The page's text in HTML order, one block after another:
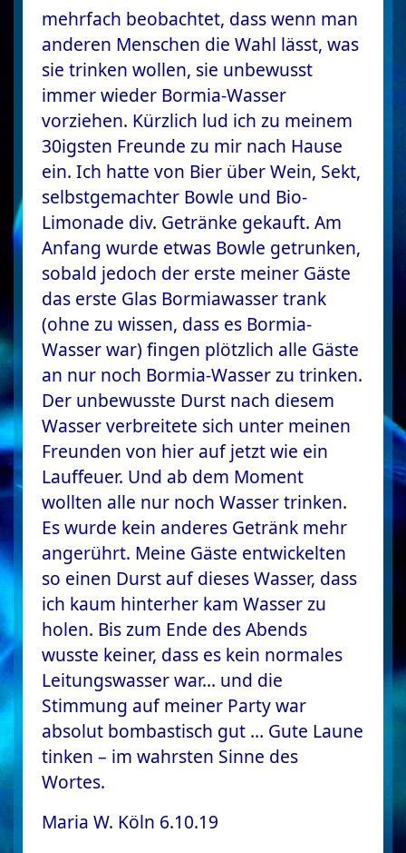
mehrfach beobachtet, dass wenn man
anderen Menschen die Wahl lässt, was
sie trinken wollen, sie unbewusst
immer wieder Bormia-Wasser
vorziehen. Kürzlich lud ich zu meinem
30igsten Freunde zu mir nach Hause
ein. Ich hatte von Bier über Wein, Sekt,
selbstgemachter Bowle und Bio-
Limonade div. Getränke gekauft. Am
Anfang wurde etwas Bowle getrunken,
sobald jedoch der erste meiner Gäste
das erste Glas Bormiawasser trank
(ohne zu wissen, dass es Bormia-
Wasser war) fingen plötzlich alle Gäste
an nur noch Bormia-Wasser zu trinken.
Der unbewusste Durst nach diesem
Wasser verbreitete sich unter meinen
Freunden von hier auf jetzt wie ein
Lauffeuer. Und ab dem Moment
wollten alle nur noch Wasser trinken.
Es wurde kein anderes Getränk mehr
angerührt. Meine Gäste entwickelten
so einen Durst auf dieses Wasser, dass
ich kaum hinterher kam Wasser zu
holen. Bis zum Ende des Abends
wusste keiner, dass es kein normales
Leitungswasser war… und die
Stimmung auf meiner Party war
absolut bombastisch gut … Gute Laune
tinken – im wahrsten Sinne des
Wortes.
Maria W. Köln 6.10.19